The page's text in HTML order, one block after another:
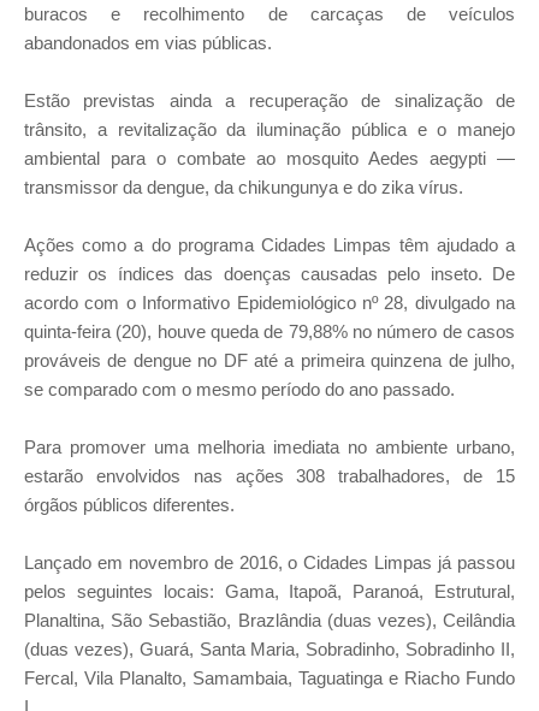
buracos e recolhimento de carcaças de veículos
abandonados em vias públicas.
Estão previstas ainda a recuperação de sinalização de
trânsito, a revitalização da iluminação pública e o manejo
ambiental para o combate ao mosquito Aedes aegypti —
transmissor da dengue, da chikungunya e do zika vírus.
Ações como a do programa Cidades Limpas têm ajudado a
reduzir os índices das doenças causadas pelo inseto. De
acordo com o Informativo Epidemiológico nº 28, divulgado na
quinta-feira (20), houve queda de 79,88% no número de casos
prováveis de dengue no DF até a primeira quinzena de julho,
se comparado com o mesmo período do ano passado.
Para promover uma melhoria imediata no ambiente urbano,
estarão envolvidos nas ações 308 trabalhadores, de 15
órgãos públicos diferentes.
Lançado em novembro de 2016, o Cidades Limpas já passou
pelos seguintes locais: Gama, Itapoã, Paranoá, Estrutural,
Planaltina, São Sebastião, Brazlândia (duas vezes), Ceilândia
(duas vezes), Guará, Santa Maria, Sobradinho, Sobradinho II,
Fercal, Vila Planalto, Samambaia, Taguatinga e Riacho Fundo
I.